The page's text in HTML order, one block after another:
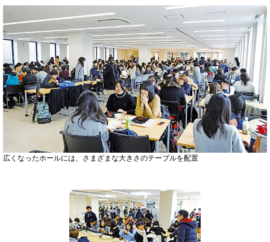
広くなったホールには、さまざまな大きさのテーブルを配置